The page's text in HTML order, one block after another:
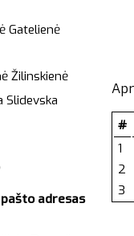
Gatelienė
Žilinskienė
Slidevska
pašto adresas
#
1
2
3